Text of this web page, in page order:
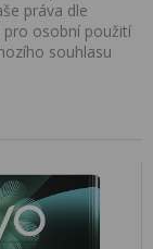
práva dle
osobní použití
souhlasu